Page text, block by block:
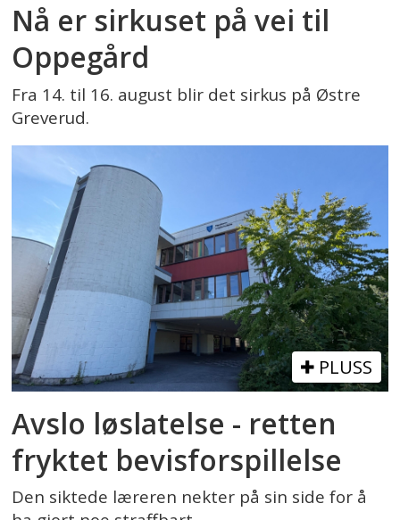
Nå er sirkuset på vei til
Oppegård
Fra 14. til 16. august blir det sirkus på Østre
Greverud.
PLUSS
Avslo løslatelse - retten
fryktet bevisforspillelse
Den siktede læreren nekter på sin side for å